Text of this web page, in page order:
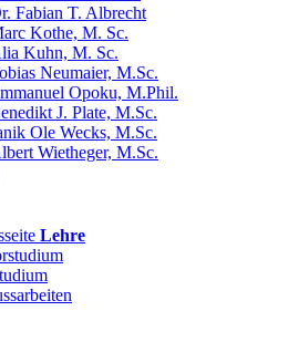
Fabian T. Albrecht
Kothe, M. Sc.
Kuhn, M. Sc.
Neumaier, M.Sc.
Opoku, M.Phil.
J. Plate, M.Sc.
Ole Wecks, M.Sc.
Wietheger, M.Sc.
Lehre